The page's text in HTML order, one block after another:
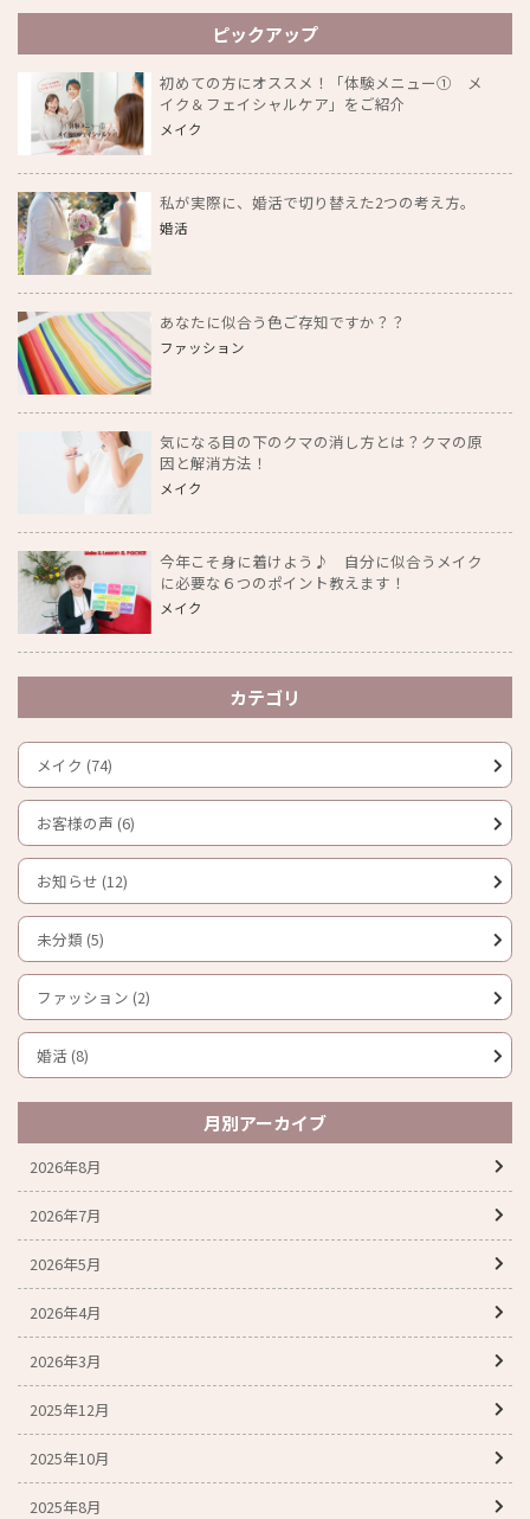
ピックアップ
初めての方にオススメ！「体験メニュー① メ
イク＆フェイシャルケア」をご紹介
メイク
私が実際に、婚活で切り替えた2つの考え方。
婚活
あなたに似合う色ご存知ですか？？
ファッション
気になる目の下のクマの消し方とは？クマの原
因と解消方法！
メイク
今年こそ身に着けよう♪ 自分に似合うメイク
に必要な６つのポイント教えます！
メイク
カテゴリ
メイク (74)
お客様の声 (6)
お知らせ (12)
未分類 (5)
ファッション (2)
婚活 (8)
月別アーカイブ
2026年8月
2026年7月
2026年5月
2026年4月
2026年3月
2025年12月
2025年10月
2025年8月